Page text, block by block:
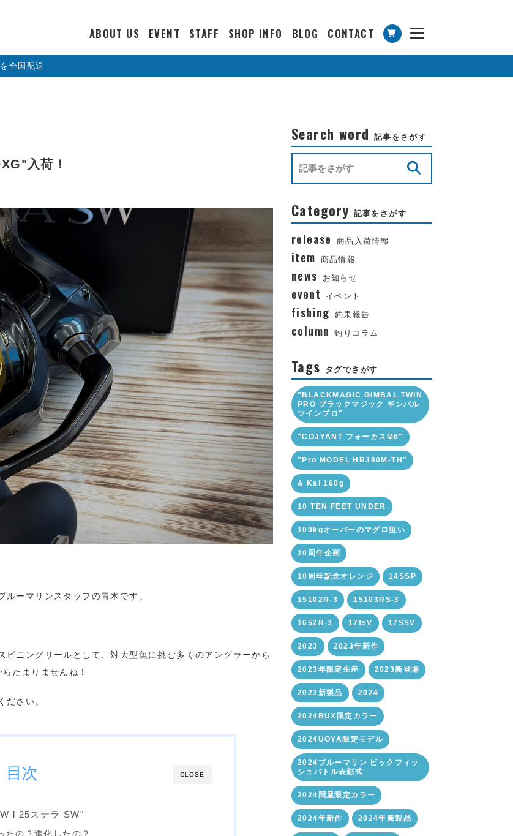
ABOUT US EVENT STAFF SHOP INFO BLOG CONTACT
全国配送
入荷！
ーマリンスタッフの青木です。
ニングリールとして、対大型魚に挑む多くのアングラーから
たまりませんね！
ださい。
CLOSE
目次
l 25ステラ SW"
たの？進化したの？
Search word 記事をさがす
Category 記事をさがす
release 商品入荷情報
item 商品情報
news お知らせ
event イベント
fishing 釣果報告
column 釣りコラム
Tags タグでさがす
"BLACKMAGIC GIMBAL TWIN
PRO ブラックマジック ギンバル
ツインプロ"
"COJYANT フォーカスM6"
"Pro MODEL HR380M-TH"
& Kai 160g
10 TEN FEET UNDER
100kgオーバーのマグロ狙い
10周年企画
10周年記念オレンジ 14SSP
15102R-3 15103RS-3
1652R-3 17fsV 17SSV
2023 2023年新作
2023年限定生産 2023新登場
2023新製品 2024
2024BUX限定カラー
2024UOYA限定モデル
2024ブルーマリン ビックフィッ
シュバトル表彰式
2024問屋限定カラー
2024年新作 2024年新製品